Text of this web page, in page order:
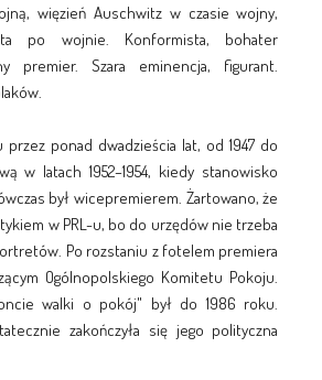
więzień Auschwitz w czasie wojny,
po wojnie. Konformista, bohater
premier. Szara eminencja, figurant.
przez ponad dwadzieścia lat, od 1947 do
w latach 1952–1954, kiedy stanowisko
był wicepremierem. Żartowano, że
w PRL-u, bo do urzędów nie trzeba
Po rozstaniu z fotelem premiera
Ogólnopolskiego Komitetu Pokoju.
walki o pokój" był do 1986 roku.
zakończyła się jego polityczna